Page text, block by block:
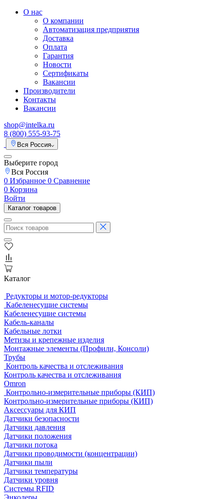
О нас
О компании
Автоматизация предприятия
Доставка
Оплата
Гарантия
Новости
Сертификаты
Вакансии
Производители
Контакты
Вакансии
shop@intelka.ru
8 (800) 555-93-75
Вся Россия
Выберите город
Вся Россия
0 Избранное 0 Сравнение
0 Корзина
Войти
Каталог товаров
Каталог
Редукторы и мотор-редукторы
Кабеленесущие системы
Кабеленесущие системы
Кабель-каналы
Кабельные лотки
Метизы и крепежные изделия
Монтажные элементы (Профили, Консоли)
Трубы
Контроль качества и отслеживания
Контроль качества и отслеживания
Omron
Контрольно-измерительные приборы (КИП)
Контрольно-измерительные приборы (КИП)
Аксессуары для КИП
Датчики безопасности
Датчики давления
Датчики положения
Датчики потока
Датчики проводимости (концентрации)
Датчики пыли
Датчики температуры
Датчики уровня
Системы RFID
Энкодеры